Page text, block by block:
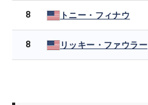
8 トニー・フィナウ
8 リッキー・ファウラー